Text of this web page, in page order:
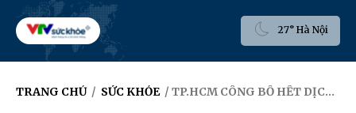
27° Hà Nội
TRANG CHỦ / SỨC KHỎE / TP.HCM CÔNG BỐ HẾT DỊCH BỆNH ZIKA TẠI QUẬN 9